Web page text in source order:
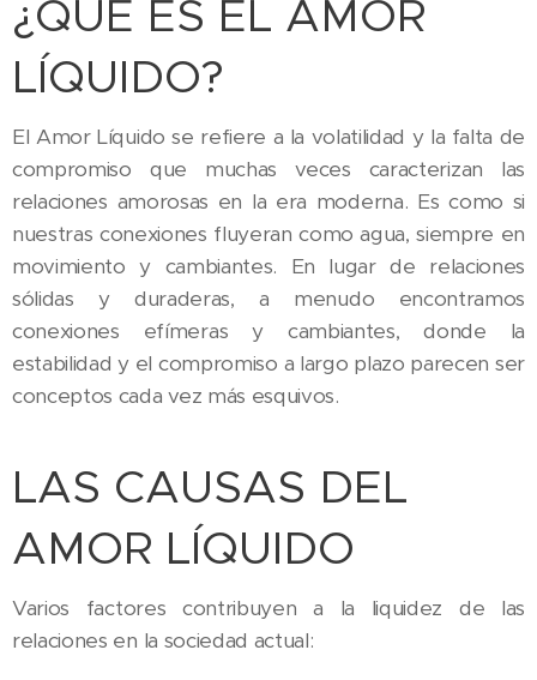
¿QUÉ ES EL AMOR
LÍQUIDO?
El Amor Líquido se refiere a la volatilidad y la falta de
compromiso que muchas veces caracterizan las
relaciones amorosas en la era moderna. Es como si
nuestras conexiones fluyeran como agua, siempre en
movimiento y cambiantes. En lugar de relaciones
sólidas y duraderas, a menudo encontramos
conexiones efímeras y cambiantes, donde la
estabilidad y el compromiso a largo plazo parecen ser
conceptos cada vez más esquivos.
LAS CAUSAS DEL
AMOR LÍQUIDO
Varios factores contribuyen a la liquidez de las
relaciones en la sociedad actual: